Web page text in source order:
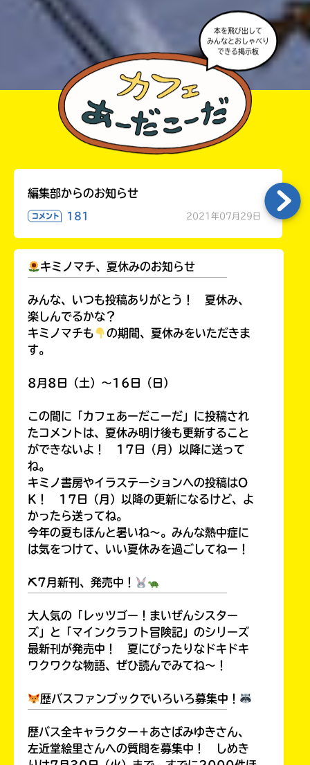
本を飛び出して
みんなとおしゃべり
できる掲示板
編集部からのお知らせ
コメント 181 2021年07月29日
キミノマチ、夏休みのお知らせ
みんな、いつも投稿ありがとう！ 夏休み、
楽しんでるかな？
キミノマチも
の期間、夏休みをいただきま
す。
8月8日（土）～16日（日）
この間に「カフェあーだこーだ」に投稿され
たコメントは、夏休み明け後も更新すること
ができないよ！ 17日（月）以降に送って
ね。
キミノ書房やイラステーションへの投稿はO
K！ 17日（月）以降の更新になるけど、よ
かったら送ってね。
今年の夏もほんと暑いね～。みんな熱中症に
は気をつけて、いい夏休みを過ごしてねー！
⛏7月新刊、発売中！
大人気の「レッツゴー！まいぜんシスター
ズ」と「マインクラフト冒険記」のシリーズ
最新刊が発売中！ 夏にぴったりなドキドキ
ワクワクな物語、ぜひ読んでみてね～！
歴バスファンブックでいろいろ募集中！
歴バス全キャラクター＋あさばみゆきさん、
左近堂絵里さんへの質問を募集中！ しめき